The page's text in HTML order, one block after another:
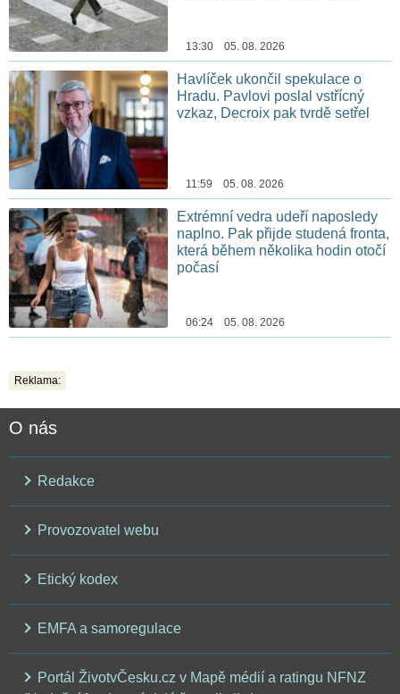
13:30 05. 08. 2026
Havlíček ukončil spekulace o
Hradu. Pavlovi poslal vstřícný
vzkaz, Decroix pak tvrdě setřel
11:59 05. 08. 2026
Extrémní vedra udeří naposledy
naplno. Pak přijde studená fronta,
která během několika hodin otočí
počasí
06:24 05. 08. 2026
Reklama:
O nás
Redakce
Provozovatel webu
Etický kodex
EMFA a samoregulace
Portál ŽivotvČesku.cz v Mapě médií a ratingu NFNZ